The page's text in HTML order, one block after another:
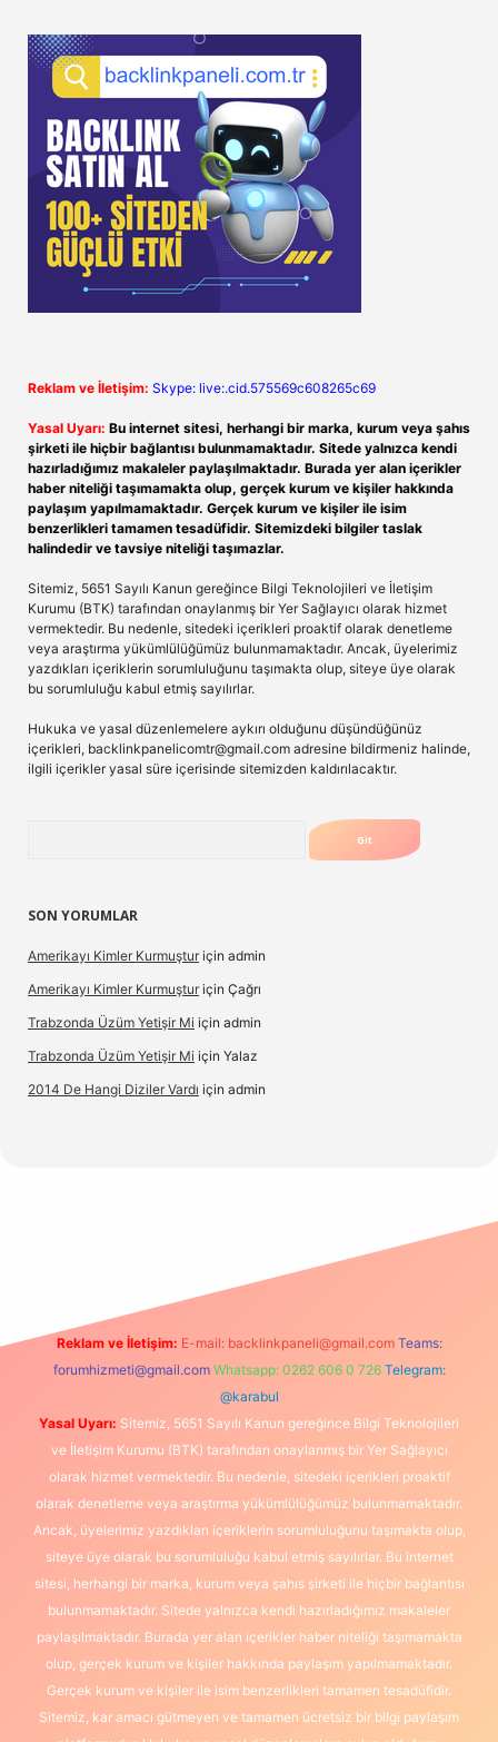
Reklam ve İletişim: Skype: live:.cid.575569c608265c69
Yasal Uyarı: Bu internet sitesi, herhangi bir marka, kurum veya şahıs
şirketi ile hiçbir bağlantısı bulunmamaktadır. Sitede yalnızca kendi
hazırladığımız makaleler paylaşılmaktadır. Burada yer alan içerikler
haber niteliği taşımamakta olup, gerçek kurum ve kişiler hakkında
paylaşım yapılmamaktadır. Gerçek kurum ve kişiler ile isim
benzerlikleri tamamen tesadüfidir. Sitemizdeki bilgiler taslak
halindedir ve tavsiye niteliği taşımazlar.
Sitemiz, 5651 Sayılı Kanun gereğince Bilgi Teknolojileri ve İletişim
Kurumu (BTK) tarafından onaylanmış bir Yer Sağlayıcı olarak hizmet
vermektedir. Bu nedenle, sitedeki içerikleri proaktif olarak denetleme
veya araştırma yükümlülüğümüz bulunmamaktadır. Ancak, üyelerimiz
yazdıkları içeriklerin sorumluluğunu taşımakta olup, siteye üye olarak
bu sorumluluğu kabul etmiş sayılırlar.
Hukuka ve yasal düzenlemelere aykırı olduğunu düşündüğünüz
içerikleri, backlinkpanelicomtr@gmail.com adresine bildirmeniz halinde,
ilgili içerikler yasal süre içerisinde sitemizden kaldırılacaktır.
SON YORUMLAR
Amerikayı Kimler Kurmuştur için admin
Amerikayı Kimler Kurmuştur için Çağrı
Trabzonda Üzüm Yetişir Mi için admin
Trabzonda Üzüm Yetişir Mi için Yalaz
2014 De Hangi Diziler Vardı için admin
Reklam ve İletişim: E-mail: backlinkpaneli@gmail.com Teams:
forumhizmeti@gmail.com Whatsapp: 0262 606 0 726 Telegram:
@karabul
Yasal Uyarı: Sitemiz, 5651 Sayılı Kanun gereğince Bilgi Teknolojileri
ve İletişim Kurumu (BTK) tarafından onaylanmış bir Yer Sağlayıcı
olarak hizmet vermektedir. Bu nedenle, sitedeki içerikleri proaktif
olarak denetleme veya araştırma yükümlülüğümüz bulunmamaktadır.
Ancak, üyelerimiz yazdıkları içeriklerin sorumluluğunu taşımakta olup,
siteye üye olarak bu sorumluluğu kabul etmiş sayılırlar. Bu internet
sitesi, herhangi bir marka, kurum veya şahıs şirketi ile hiçbir bağlantısı
bulunmamaktadır. Sitede yalnızca kendi hazırladığımız makaleler
paylaşılmaktadır. Burada yer alan içerikler haber niteliği taşımamakta
olup, gerçek kurum ve kişiler hakkında paylaşım yapılmamaktadır.
Gerçek kurum ve kişiler ile isim benzerlikleri tamamen tesadüfidir.
Sitemiz, kar amacı gütmeyen ve tamamen ücretsiz bir bilgi paylaşım